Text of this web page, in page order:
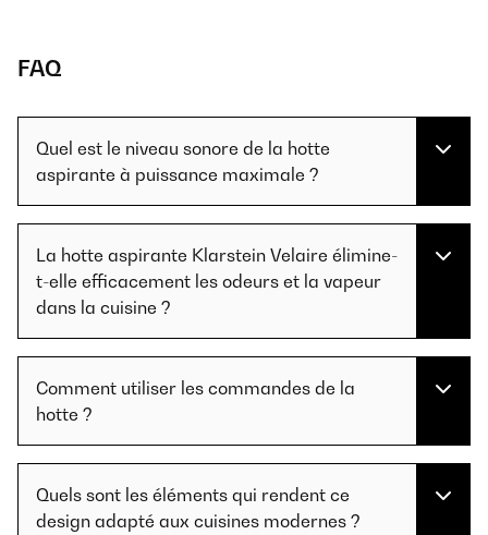
FAQ
Quel est le niveau sonore de la hotte
aspirante à puissance maximale ?
La hotte aspirante Klarstein Velaire élimine-
t-elle efficacement les odeurs et la vapeur
dans la cuisine ?
Comment utiliser les commandes de la
hotte ?
Quels sont les éléments qui rendent ce
design adapté aux cuisines modernes ?